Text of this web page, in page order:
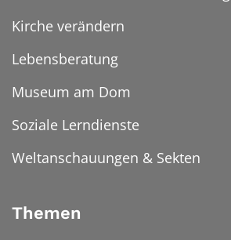
Kirche verändern
Lebensberatung
Museum am Dom
Soziale Lerndienste
Weltanschauungen & Sekten
Themen